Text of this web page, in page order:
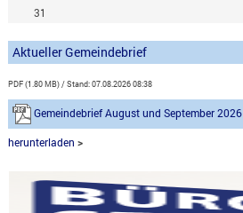
31
Aktueller Gemeindebrief
PDF (1.80 MB) Stand: 07.08.2026 08:38
Gemeindebrief August und September 2026
herunterladen >